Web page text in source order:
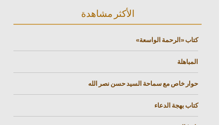
الأكثر مشاهدة
كتاب «الرحمة الواسعة»
المباهلة
حوار خاص مع سماحة السيد حسن نصر الله
كتاب بهجة الدعاء